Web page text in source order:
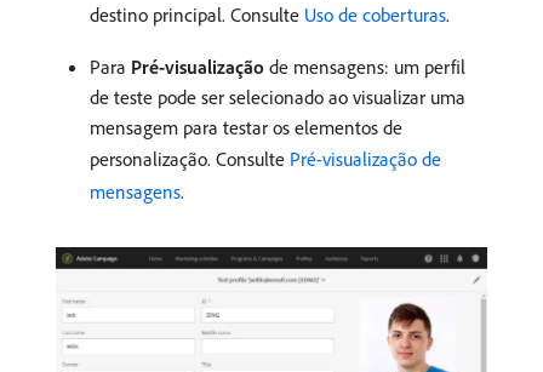
destino principal. Consulte Uso de coberturas.
Para Pré-visualização de mensagens: um perfil
de teste pode ser selecionado ao visualizar uma
mensagem para testar os elementos de
personalização. Consulte Pré-visualização de
mensagens.